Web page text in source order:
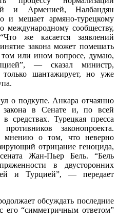
и Арменией, Налбандян
и мешает армяно-турецкому
международному сообществу,
же касается заявлений
закона может помешать
или ином вопросе, думаю,
— сказал министр,
шантажирует, но уже
о подкупе. Анкара отчаянно
закона в Сенате и, по всей
средствах. Турецкая пресса
законопроекта.
мнению о том, что неверно
отрицание геноцида,
Жан-Пьер Бель. “Бель
в двусторонних
и Турцией”, — передает
обсуждать последние
его “симметричным ответом”